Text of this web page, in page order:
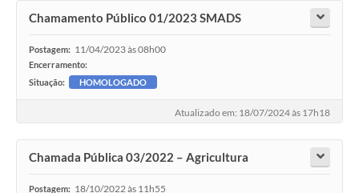
Chamamento Público 01/2023 SMADS
Postagem: 11/04/2023 às 08h00
Encerramento:
Situação:
HOMOLOGADO
Atualizado em: 18/07/2024 às 17h18
Chamada Pública 03/2022 – Agricultura
Postagem: 18/10/2022 às 11h55